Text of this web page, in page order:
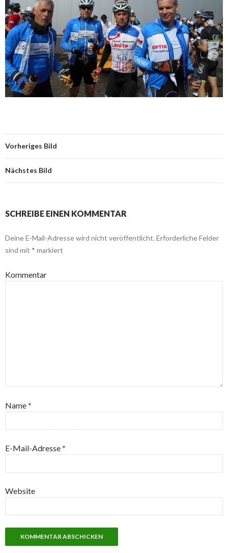
Vorheriges Bild
Nächstes Bild
SCHREIBE EINEN KOMMENTAR
Deine E-Mail-Adresse wird nicht veröffentlicht. Erforderliche Felder
sind mit * markiert
Kommentar
Name*
E-Mail-Adresse*
Website